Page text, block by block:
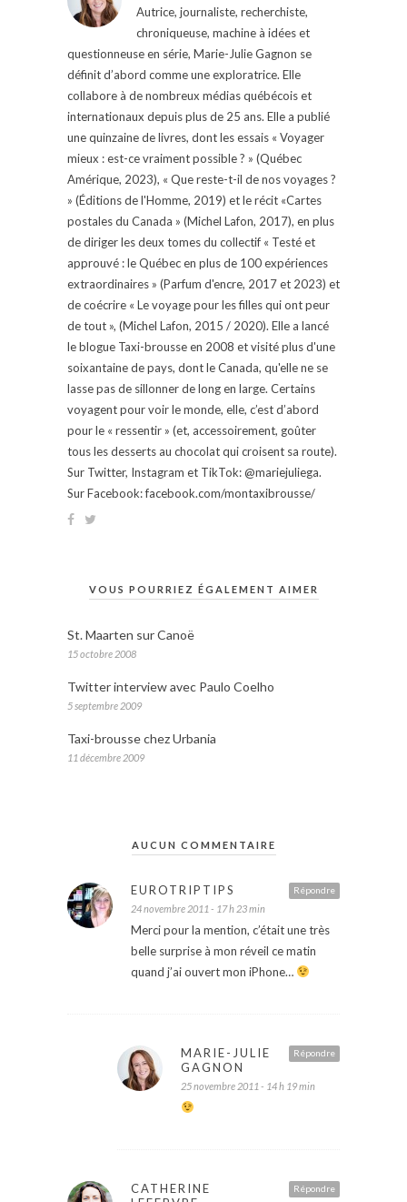
Autrice, journaliste, recherchiste,
chroniqueuse, machine à idées et
questionneuse en série, Marie-Julie Gagnon se
définit d’abord comme une exploratrice. Elle
collabore à de nombreux médias québécois et
internationaux depuis plus de 25 ans. Elle a publié
une quinzaine de livres, dont les essais « Voyager
mieux : est-ce vraiment possible ? » (Québec
Amérique, 2023), « Que reste-t-il de nos voyages ?
» (Éditions de l'Homme, 2019) et le récit «Cartes
postales du Canada » (Michel Lafon, 2017), en plus
de diriger les deux tomes du collectif « Testé et
approuvé : le Québec en plus de 100 expériences
extraordinaires » (Parfum d'encre, 2017 et 2023) et
de coécrire « Le voyage pour les filles qui ont peur
de tout », (Michel Lafon, 2015 / 2020). Elle a lancé
le blogue Taxi-brousse en 2008 et visité plus d'une
soixantaine de pays, dont le Canada, qu'elle ne se
lasse pas de sillonner de long en large. Certains
voyagent pour voir le monde, elle, c’est d’abord
pour le « ressentir » (et, accessoirement, goûter
tous les desserts au chocolat qui croisent sa route).
Sur Twitter, Instagram et TikTok: @mariejuliega.
Sur Facebook: facebook.com/montaxibrousse/
VOUS POURRIEZ ÉGALEMENT AIMER
St. Maarten sur Canoë
15 octobre 2008
Twitter interview avec Paulo Coelho
5 septembre 2009
Taxi-brousse chez Urbania
11 décembre 2009
AUCUN COMMENTAIRE
Répondre
EUROTRIPTIPS
24 novembre 2011 - 17 h 23 min
Merci pour la mention, c’était une très
belle surprise à mon réveil ce matin
quand j’ai ouvert mon iPhone…
Répondre
MARIE-JULIE
GAGNON
25 novembre 2011 - 14 h 19 min
Répondre
CATHERINE